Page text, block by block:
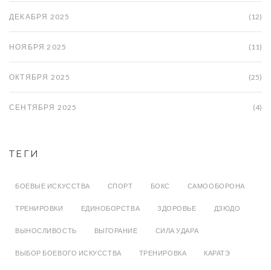
ДЕКАБРЯ 2025 (12)
НОЯБРЯ 2025 (11)
ОКТЯБРЯ 2025 (25)
СЕНТЯБРЯ 2025 (4)
ТЕГИ
БОЕВЫЕ ИСКУССТВА СПОРТ БОКС САМООБОРОНА
ТРЕНИРОВКИ ЕДИНОБОРСТВА ЗДОРОВЬЕ ДЗЮДО
ВЫНОСЛИВОСТЬ ВЫГОРАНИЕ СИЛА УДАРА
ВЫБОР БОЕВОГО ИСКУССТВА ТРЕНИРОВКА КАРАТЭ